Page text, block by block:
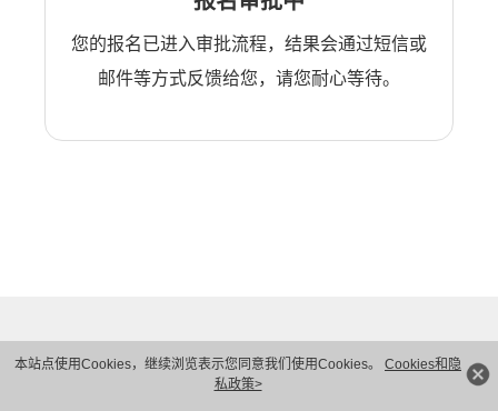
本站点使用Cookies，继续浏览表示您同意我们使用Cookies。 Cookies和隐
私政策>
您的报名已进入审批流程，结果会通过短信或
邮件等方式反馈给您，请您耐心等待。